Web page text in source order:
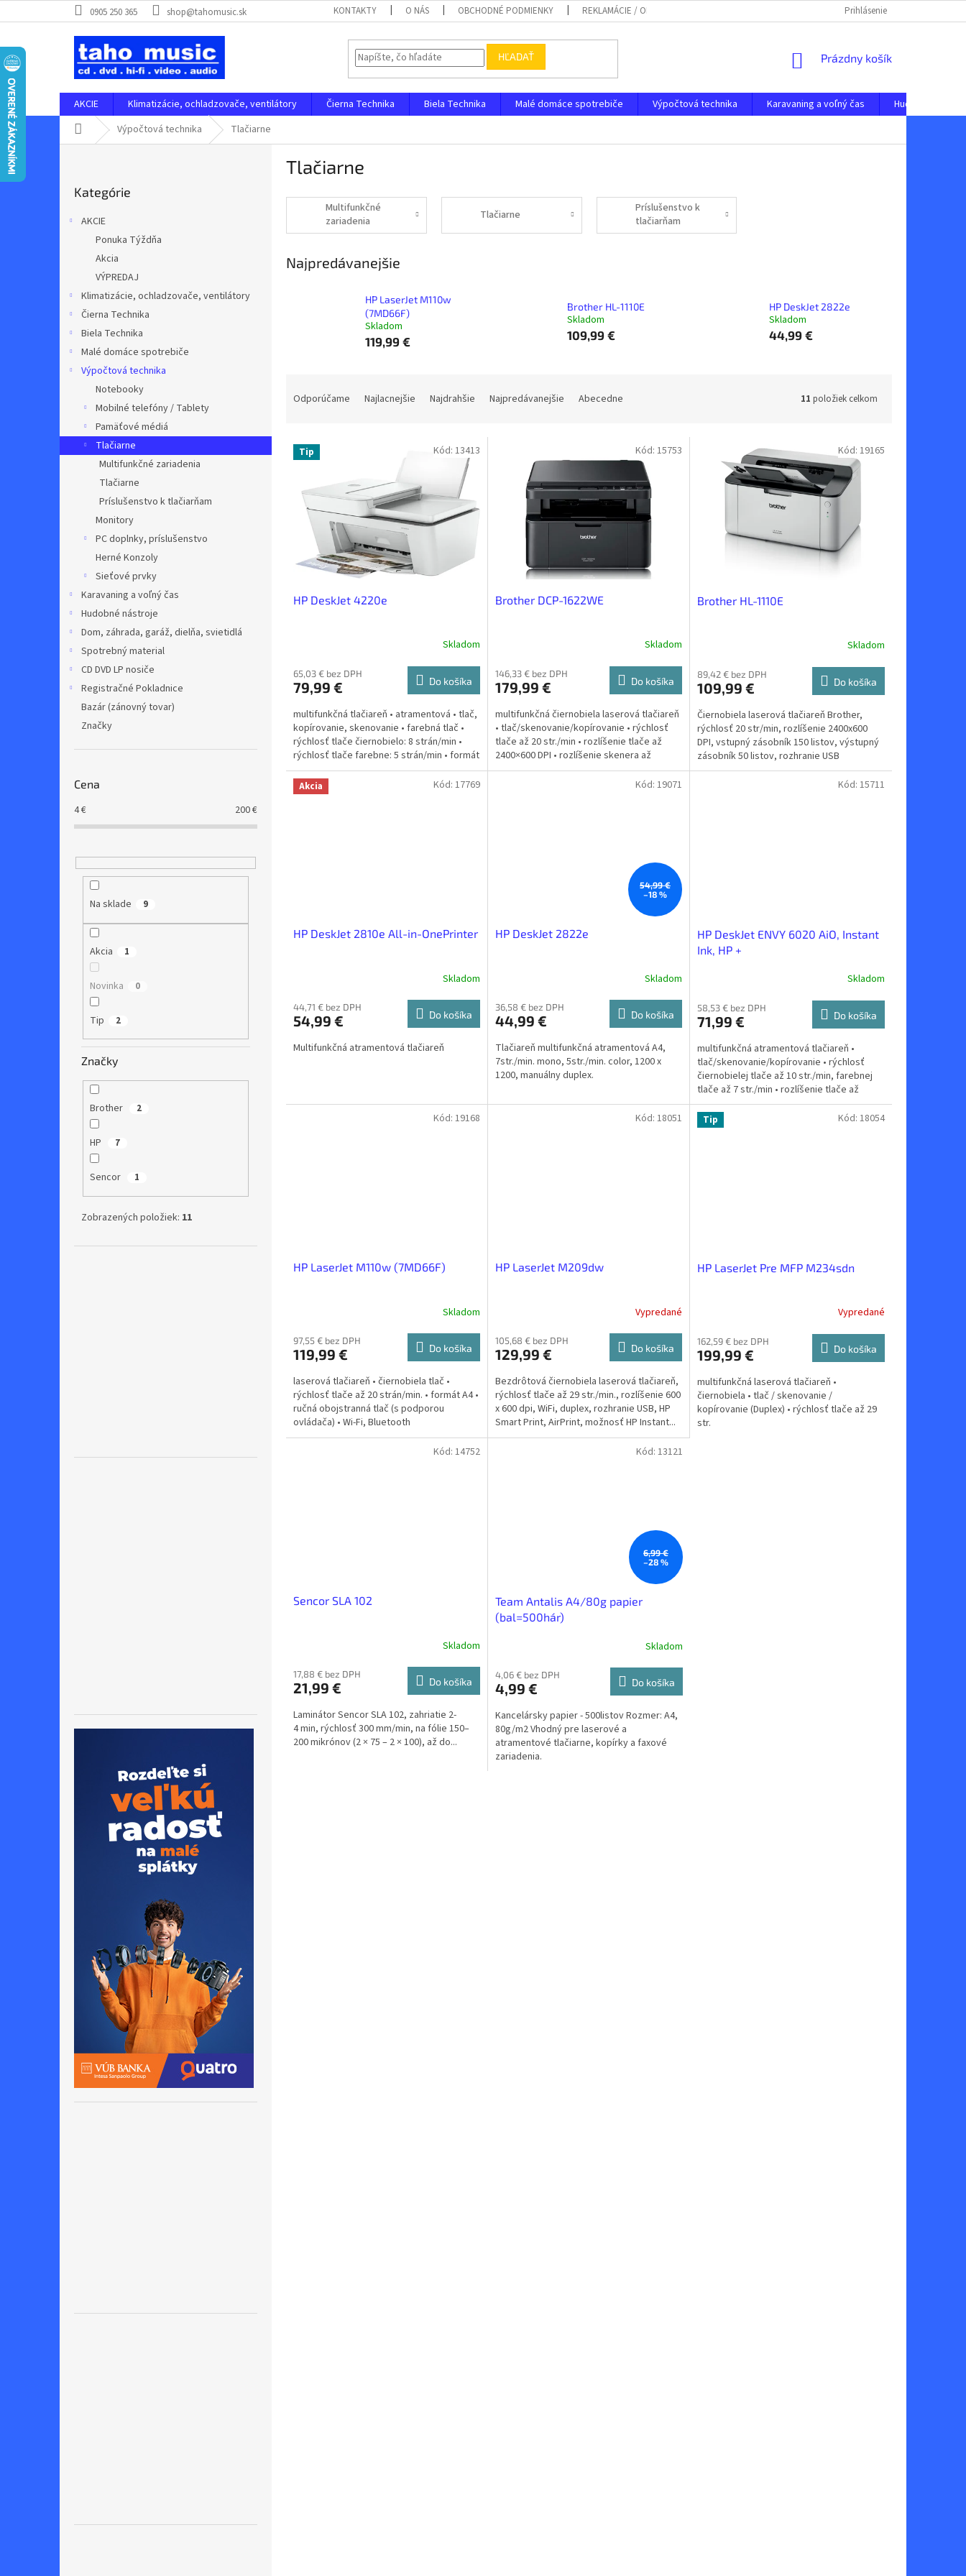
na
0905 250 365 shop@tahomusic.sk KONTAKTY O NÁS OBCHODNÉ PODMIENKY REKLAMÁCIE / ODSTÚPENIE OD ZMLUVY OCHRANA OSOBNÝCH ÚDAJOV
Prihlásenie
HĽADAŤ
NÁKUPNÝ
Prázdny košík
AKCIE Klimatizácie, ochladzovače, ventilátory Čierna Technika Biela Technika Malé domáce spotrebiče Výpočtová technika Karavaning a voľný čas
Hudobné
DomovVýpočtová technika Tlačiarne
kategórie
Kategórie
AKCIE
Ponuka Týždňa
Akcia
VÝPREDAJ
Klimatizácie, ochladzovače, ventilátory
Čierna Technika
Biela Technika
Malé domáce spotrebiče
Výpočtová technika
Notebooky
Mobilné telefóny / Tablety
Pamäťové médiá
Tlačiarne
Multifunkčné zariadenia
Tlačiarne
Príslušenstvo k tlačiarňam
Monitory
PC doplnky, príslušenstvo
Herné Konzoly
Sieťové prvky
Karavaning a voľný čas
Hudobné nástroje
Dom, záhrada, garáž, dielňa, svietidlá
Spotrebný material
CD DVD LP nosiče
Registračné Pokladnice
Bazár (zánovný tovar)
Značky
Cena
4€ 200€
Na sklade 9
Akcia 1
Novinka 0
Tip 2
Značky
Brother 2
HP 7
Sencor 1
Zobrazených položiek: 11
Tlačiarne
Multifunkčné
zariadenia
Tlačiarne
Príslušenstvo k
tlačiarňam
Najpredávanejšie
HP LaserJet M110w
(7MD66F)
Skladom
119,99 €
Brother HL-1110E
Skladom
109,99 €
HP DeskJet 2822e
Skladom
44,99 €
n
Odporúčame Najlacnejšie Najdrahšie Najpredávanejšie Abecedne 11 položiek celkom
V Tip
HP DeskJet 4220e
Skladom
65,03 € bez DPH
79,99 € Do košíka
multifunkčná tlačiareň • atramentová • tlač,
kopírovanie, skenovanie • farebná tlač •
rýchlosť tlače čiernobielo: 8 strán/min •
rýchlosť tlače farebne: 5 strán/min • formát
A4 •...
Kód: 13413
Brother DCP-1622WE
Skladom
146,33 € bez DPH
179,99 € Do košíka
multifunkčná čiernobiela laserová tlačiareň
• tlač/skenovanie/kopírovanie • rýchlosť
tlače až 20 str./min • rozlíšenie tlače až
2400×600 DPI • rozlíšenie skenera až
1200×600 DPI...
Kód: 15753
Brother HL-1110E
Skladom
89,42 € bez DPH
109,99 € Do košíka
Čiernobiela laserová tlačiareň Brother,
rýchlosť 20 str/min, rozlíšenie 2400x600
DPI, vstupný zásobník 150 listov, výstupný
zásobník 50 listov, rozhranie USB
Kód: 19165
Akcia
HP DeskJet 2810e All-in-OnePrinter
Skladom
44,71 € bez DPH
54,99 € Do košíka
Multifunkčná atramentová tlačiareň
Kód: 17769
54,99 €
–18 %
HP DeskJet 2822e
Skladom
36,58 € bez DPH
44,99 € Do košíka
Tlačiareň multifunkčná atramentová A4,
7str./min. mono, 5str./min. color, 1200 x
1200, manuálny duplex.
Kód: 19071
HP DeskJet ENVY 6020 AiO, Instant
Ink, HP +
Skladom
58,53 € bez DPH
71,99 € Do košíka
multifunkčná atramentová tlačiareň •
tlač/skenovanie/kopírovanie • rýchlosť
čiernobielej tlače až 10 str./min, farebnej
tlače až 7 str./min • rozlíšenie tlače až
4800×1200 DPI •...
Kód: 15711
HP LaserJet M110w (7MD66F)
Skladom
97,55 € bez DPH
119,99 € Do košíka
laserová tlačiareň • čiernobiela tlač •
rýchlosť tlače až 20 strán/min. • formát A4 •
ručná obojstranná tlač (s podporou
ovládača) • Wi-Fi, Bluetooth
Kód: 19168
HP LaserJet M209dw
Vypredané
105,68 € bez DPH
129,99 € Do košíka
Bezdrôtová čiernobiela laserová tlačiareň,
rýchlosť tlače až 29 str./min., rozlíšenie 600
x 600 dpi, WiFi, duplex, rozhranie USB, HP
Smart Print, AirPrint, možnosť HP Instant...
Kód: 18051 Tip
HP LaserJet Pre MFP M234sdn
Vypredané
162,59 € bez DPH
199,99 € Do košíka
multifunkčná laserová tlačiareň •
čiernobiela • tlač / skenovanie /
kopírovanie (Duplex) • rýchlosť tlače až 29
str.
Kód: 18054
Sencor SLA 102
Skladom
17,88 € bez DPH
21,99 € Do košíka
Laminátor Sencor SLA 102, zahriatie 2-
4 min, rýchlosť 300 mm/min, na fólie 150–
200 mikrónov (2 × 75 – 2 × 100), až do...
Kód: 14752
6,99 €
–28 %
Team Antalis A4/80g papier
(bal=500hár)
Skladom
4,06 € bez DPH
4,99 € Do košíka
Kancelársky papier - 500listov Rozmer: A4,
80g/m2 Vhodný pre laserové a
atramentové tlačiarne, kopírky a faxové
zariadenia.
Kód: 13121